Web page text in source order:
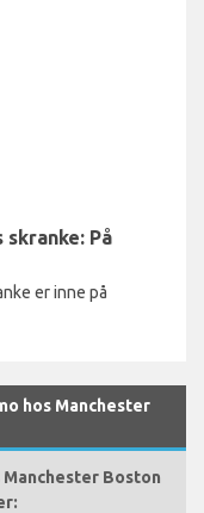
På
er inne på
hos Manchester
Boston